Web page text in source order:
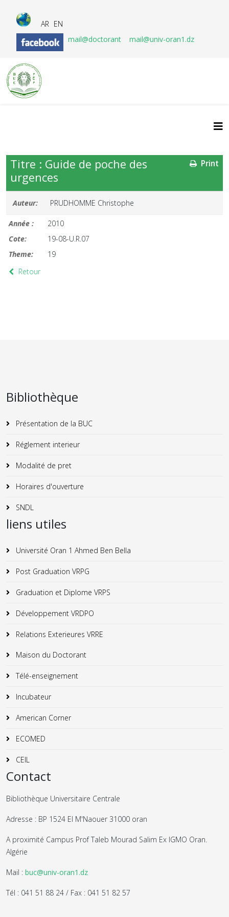
AR EN
mail@doctorant
mail@univ-oran1.dz
Print
Titre : Guide de poche des
urgences
Auteur: PRUDHOMME Christophe
Année :
2010
Cote:
19-08-U.R.07
Theme:
19
Retour
Bibliothèque
Présentation de la BUC
Réglement interieur
Modalité de pret
Horaires d'ouverture
SNDL
liens utiles
Université Oran 1 Ahmed Ben Bella
Post Graduation VRPG
Graduation et Diplome VRPS
Développement VRDPO
Relations Exterieures VRRE
Maison du Doctorant
Télé-enseignement
Incubateur
American Corner
ECOMED
CEIL
Contact
Bibliothèque Universitaire Centrale
Adresse : BP 1524 El M'Naouer 31000 oran
A proximité Campus Prof Taleb Mourad Salim Ex IGMO Oran.
Algérie
Mail : buc@univ-oran1.dz
Tél : 041 51 88 24 / Fax : 041 51 82 57